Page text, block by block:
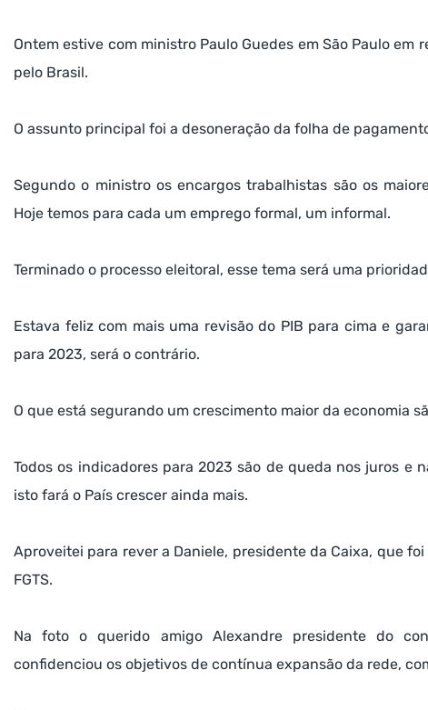
Ontem estive com ministro Paulo Guedes em São Paulo em
pelo Brasil.
O assunto principal foi a desoneração da folha de
Segundo o ministro os encargos trabalhistas são os
Hoje temos para cada um emprego formal, um informal.
Terminado o processo eleitoral, esse tema será uma
Estava feliz com mais uma revisão do PIB para cima e
para 2023, será o contrário.
O que está segurando um crescimento maior da economia
Todos os indicadores para 2023 são de queda nos juros e
isto fará o País crescer ainda mais.
Aproveitei para rever a Daniele, presidente da Caixa, que
FGTS.
Na foto o querido amigo Alexandre presidente do
confidenciou os objetivos de contínua expansão da rede,